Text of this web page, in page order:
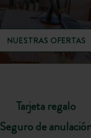
Tarjeta regalo
Seguro de
NUESTRAS OFERTAS